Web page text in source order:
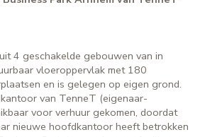
4 geschakelde gebouwen van in
vloeroppervlak met 180
en is gelegen op eigen grond.
van TenneT (eigenaar-
voor verhuur gekomen, doordat
nieuwe hoofdkantoor heeft betrokken